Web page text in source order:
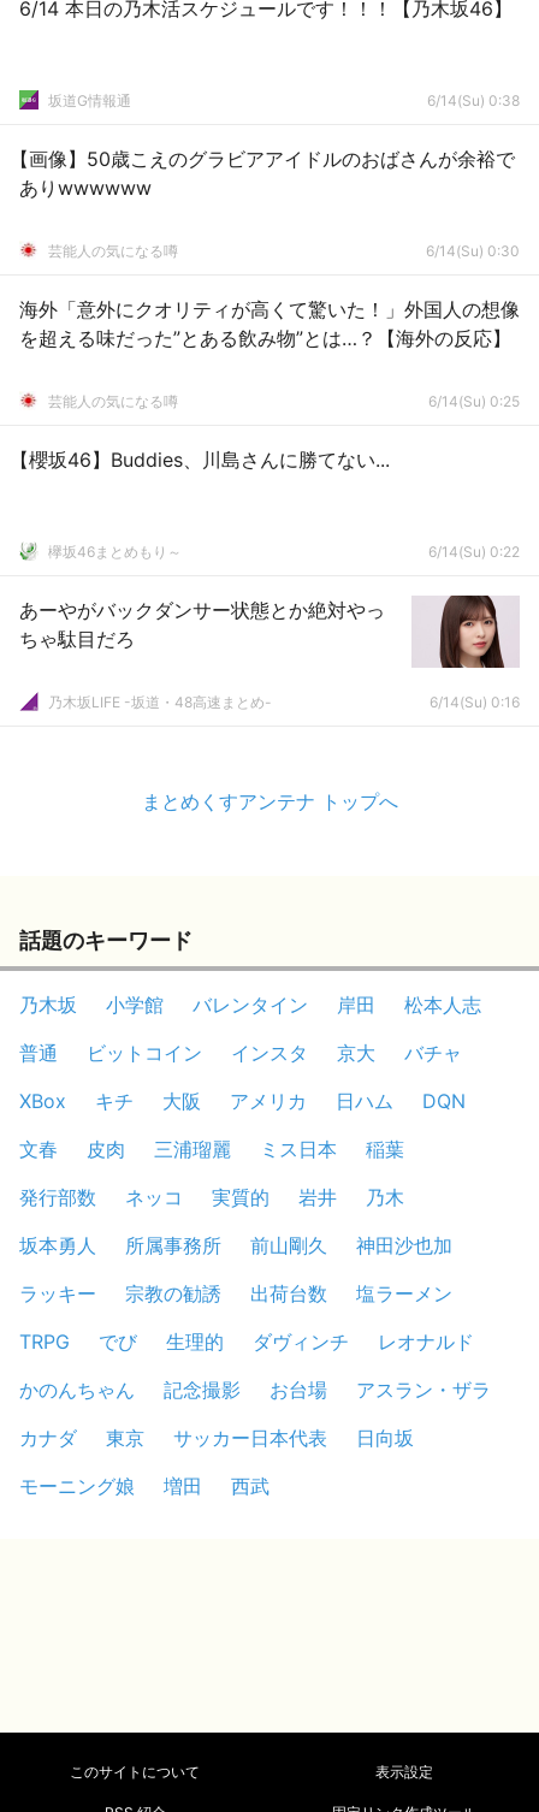
6/14 本日の乃木活スケジュールです！！！【乃木坂46】
坂道G情報通 6/14(Su) 0:38
【画像】50歳こえのグラビアアイドルのおばさんが余裕で
ありwwwwww
芸能人の気になる噂 6/14(Su) 0:30
海外「意外にクオリティが高くて驚いた！」外国人の想像
を超える味だった”とある飲み物”とは…？【海外の反応】
芸能人の気になる噂 6/14(Su) 0:25
【櫻坂46】Buddies、川島さんに勝てない...
欅坂46まとめもり～ 6/14(Su) 0:22
あーやがバックダンサー状態とか絶対やっ
ちゃ駄目だろ
乃木坂LIFE -坂道・48高速まとめ- 6/14(Su) 0:16
まとめくすアンテナ トップへ
話題のキーワード
乃木坂 小学館 バレンタイン 岸田
松本人志
普通
ビットコイン インスタ 京大
バチャ
XBox
キチ 大阪 アメリカ 日ハム
DQN
文春
皮肉 三浦瑠麗 ミス日本
稲葉
発行部数
ネッコ 実質的 岩井
乃木
坂本勇人
所属事務所 前山剛久
神田沙也加
ラッキー
宗教の勧誘 出荷台数
塩ラーメン
TRPG
でび 生理的 ダヴィンチ
レオナルド
かのんちゃん
記念撮影 お台場
アスラン・ザラ
カナダ
東京 サッカー日本代表
日向坂
モーニング娘
増田 西武
このサイトについて 表示設定